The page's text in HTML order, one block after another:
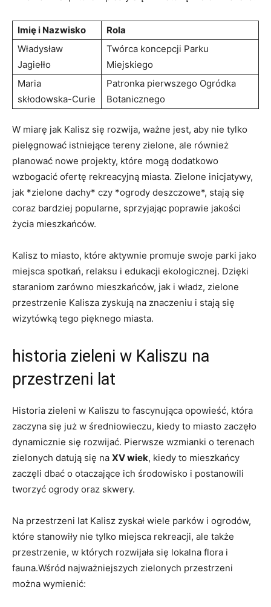
Imię i Nazwisko
Rola
Władysław
Jagiełło
Twórca koncepcji Parku
Miejskiego
Maria
skłodowska-Curie
Patronka pierwszego Ogródka
Botanicznego
W miarę jak Kalisz się rozwija, ważne jest, aby nie tylko
pielęgnować istniejące tereny zielone, ale również
planować nowe projekty, które mogą dodatkowo
⁢wzbogacić ofertę rekreacyjną miasta. Zielone inicjatywy,
jak *zielone dachy* czy *ogrody deszczowe*, stają się
coraz ‌bardziej popularne, sprzyjając ‍poprawie jakości
życia mieszkańców.
Kalisz to miasto, ‍które aktywnie promuje ‍swoje parki jako
miejsca spotkań, relaksu ‌i edukacji​ ekologicznej. Dzięki
staraniom zarówno mieszkańców, jak i władz, zielone
przestrzenie Kalisza ⁣zyskują na znaczeniu i⁤ stają się
wizytówką tego⁢ pięknego miasta.
historia zieleni w Kaliszu na
przestrzeni lat
Historia zieleni w Kaliszu to fascynująca opowieść,​ która
zaczyna się już ‍w średniowieczu, kiedy ‌to miasto zaczęło
dynamicznie się rozwijać. Pierwsze wzmianki o ‍terenach
zielonych datują się na XV wiek, kiedy to mieszkańcy
zaczęli ⁣dbać o otaczające ich środowisko i postanowili
tworzyć ogrody oraz skwery.
Na przestrzeni lat Kalisz zyskał wiele parków i ogrodów,
które stanowiły nie⁢ tylko miejsca rekreacji, ale także
przestrzenie, w których rozwijała się lokalna flora i
fauna.Wśród najważniejszych zielonych przestrzeni
można wymienić: